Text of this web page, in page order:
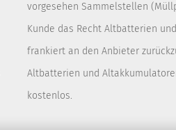
vorgesehen Sammelstellen
Kunde das Recht Altbatterien
frankiert an den Anbieter
Altbatterien und
kostenlos.